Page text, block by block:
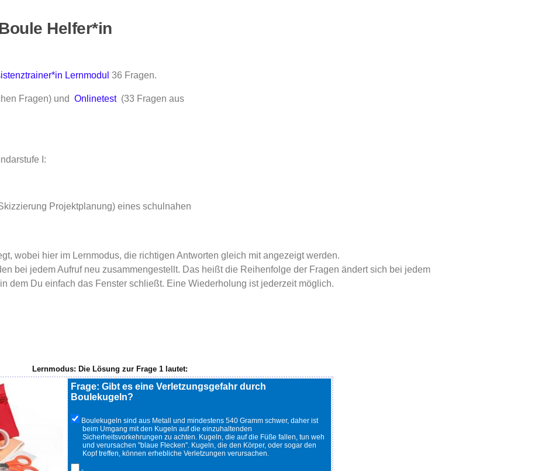
Helfer*in
Lernmodul 36 Fragen.
Fragen) und Onlinetest(33 Fragen aus
I:
Projektplanung) eines schulnahen
wobei hier im Lernmodus, die richtigen Antworten gleich mit angezeigt werden.
bei jedem Aufruf neu zusammengestellt. Das heißt die Reihenfolge der Fragen ändert sich bei jedem
dem Du einfach das Fenster schließt. Eine Wiederholung ist jederzeit möglich.